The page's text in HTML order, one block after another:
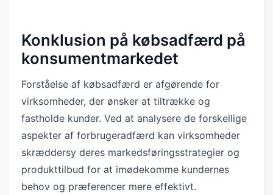
Konklusion på købsadfærd på
konsumentmarkedet
Forståelse af købsadfærd er afgørende for
virksomheder, der ønsker at tiltrække og
fastholde kunder. Ved at analysere de forskellige
aspekter af forbrugeradfærd kan virksomheder
skræddersy deres markedsføringsstrategier og
produkttilbud for at imødekomme kundernes
behov og præferencer mere effektivt.